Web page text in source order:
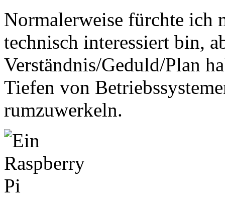
Normalerweise fürchte ich
technisch interessiert bin,
Verständnis/Geduld/Plan
Tiefen von
rumzuwerkeln.